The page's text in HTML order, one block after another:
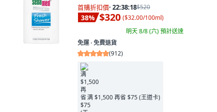
首購折扣價· 22:38:16$520
38% $320 ($32.00/100ml)
明天 8/8 (六)預計送達
免運 ∙ 免費退貨
(912)
满 $1,500 再省 $75 (王道卡)